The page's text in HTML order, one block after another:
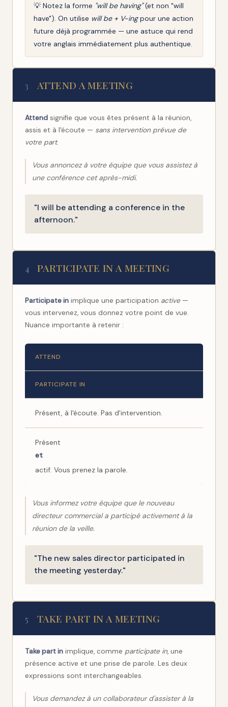
💡 Notez la forme "will be having"(et non "will
have"). On utilise will be + V-ingpour une action
future déjà programmée — une astuce qui rend
votre anglais immédiatement plus authentique.
3 ATTEND A MEETING
Attend signifie que vous êtes présent à la réunion,
assis et à l'écoute — sans intervention prévue de
votre part.
Vous annoncez à votre équipe que vous assistez à
une conférence cet après-midi.
"I will be attending a conference in the
afternoon."
4 PARTICIPATE IN A MEETING
Participate in implique une participation active—
vous intervenez, vous donnez votre point de vue.
Nuance importante à retenir :
ATTEND
PARTICIPATE IN
Présent, à l'écoute. Pas d'intervention.
Présent
et
actif. Vous prenez la parole.
Vous informez votre équipe que le nouveau
directeur commercial a participé activement à la
réunion de la veille.
"The new sales director participated in
the meeting yesterday."
5 TAKE PART IN A MEETING
Take part in implique, comme participate in, une
présence active et une prise de parole. Les deux
expressions sont interchangeables.
Vous demandez à un collaborateur d'assister à la